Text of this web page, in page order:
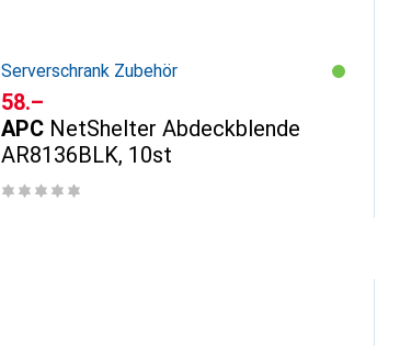
Serverschrank Zubehör
CHF
58.–
APC NetShelter Abdeckblende
AR8136BLK, 10st